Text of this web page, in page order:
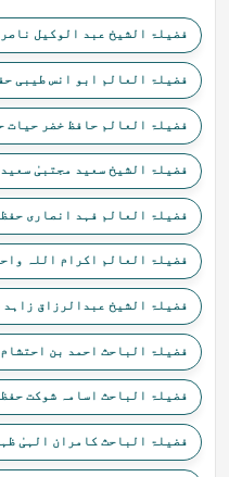
فضیلۃ الشیخ عبد الوکیل
فضیلۃ العالم ابو انس طیبی
فضیلۃ العالم حافظ خضر حیات
فضیلۃ الشیخ سعید مجتبیٰ
فضیلۃ العالم فہد انصاری
فضیلۃ العالم اکرام اللہ
فضیلۃ الشیخ عبدالرزاق زاہد
فضیلۃ الباحث احمد بن احتشام
فضیلۃ الباحث اسامہ شوکت
فضیلۃ الباحث کامران الہیٰ